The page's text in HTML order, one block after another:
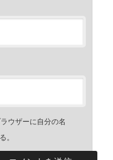
ウザーに自分の名
。